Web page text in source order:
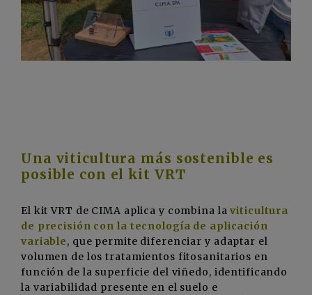
Una viticultura más sostenible es
posible con el kit VRT
El kit VRT de CIMA aplica y combina laviticultura
de precisión con la tecnología de aplicación
variable, que permite diferenciar y adaptar el
volumen de los tratamientos fitosanitarios en
función de la superficie del viñedo, identificando
la variabilidad presente en el suelo e